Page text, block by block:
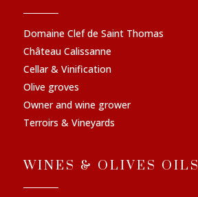
Domaine Clef de Saint Thomas
Château Calissanne
Cellar & Vinification
Olive groves
Owner and wine grower
Terroirs & Vineyards
WINES & OLIVES OILS